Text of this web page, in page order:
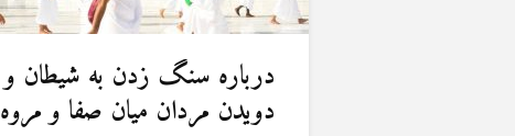
درباره سنگ زدن به شیطان و
دویدن مردان میان صفا و مروه